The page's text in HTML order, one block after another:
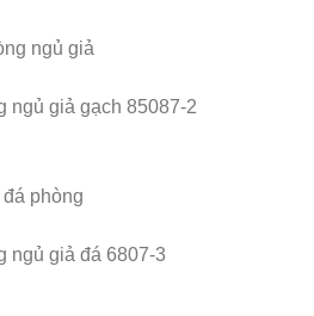
ngủ giả gạch 85087-2
ngủ giả đá 6807-3